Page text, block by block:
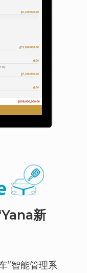
新
”智能管理系